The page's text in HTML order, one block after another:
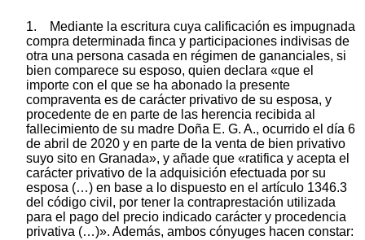
1. Mediante la escritura cuya calificación es impugnada
compra determinada finca y participaciones indivisas de
otra una persona casada en régimen de gananciales, si
bien comparece su esposo, quien declara «que el
importe con el que se ha abonado la presente
compraventa es de carácter privativo de su esposa, y
procedente de en parte de las herencia recibida al
fallecimiento de su madre Doña E. G. A., ocurrido el día 6
de abril de 2020 y en parte de la venta de bien privativo
suyo sito en Granada», y añade que «ratifica y acepta el
carácter privativo de la adquisición efectuada por su
esposa (…) en base a lo dispuesto en el artículo 1346.3
del código civil, por tener la contraprestación utilizada
para el pago del precio indicado carácter y procedencia
privativa (…)». Además, ambos cónyuges hacen constar: